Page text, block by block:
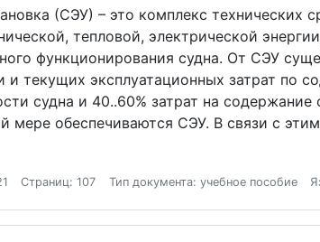
(СЭУ) – это комплекс
тепловой, электрической
функционирования судна. От СЭУ
и текущих эксплуатационных затрат по
судна и 40..60% затрат на
мере обеспечиваются СЭУ. В связи с
Страниц: 107 Тип документа: учебное пособие